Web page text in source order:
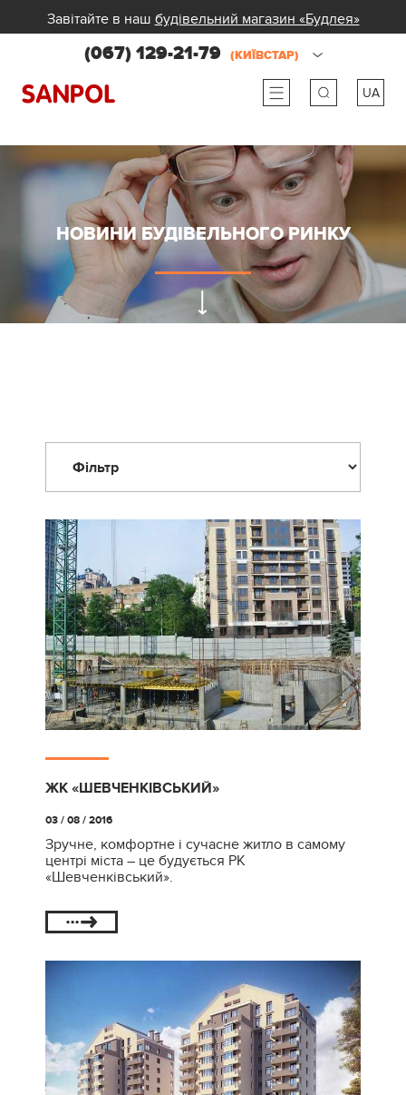
Завітайте в наш будівельний магазин «Будлея»
(067) 129-21-79 (КИЇВСТАР)
UA
ua
НОВИНИ БУДІВЕЛЬНОГО РИНКУ
ЖК «ШЕВЧЕНКІВСЬКИЙ»
03 / 08 / 2016
Зручне, комфортне і сучасне житло в самому
центрі міста – це будується РК
«Шевченківський».